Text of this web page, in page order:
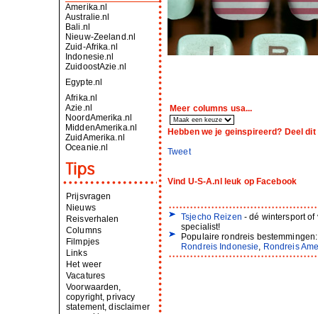
Amerika.nl
Australie.nl
Bali.nl
Nieuw-Zeeland.nl
Zuid-Afrika.nl
Indonesie.nl
ZuidoostAzie.nl
Egypte.nl
Afrika.nl
Azie.nl
NoordAmerika.nl
MiddenAmerika.nl
ZuidAmerika.nl
Oceanie.nl
Prijsvragen
Nieuws
Reisverhalen
Columns
Filmpjes
Links
Het weer
Vacatures
Voorwaarden,
copyright, privacy
statement, disclaimer
Meer columns usa...
Hebben we je geinspireerd? Deel
Tweet
Vind U-S-A.nl leuk op Facebook
Tsjecho Reizen - dé wintersport
specialist!
Populaire rondreis
Rondreis Indonesie, Rondreis